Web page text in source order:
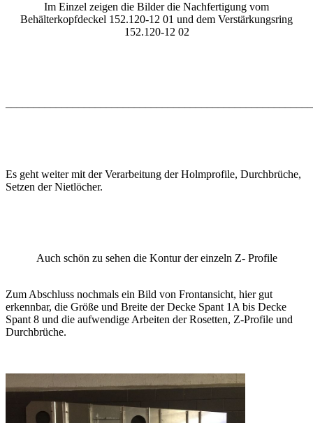
Im Einzel zeigen die Bilder die Nachfertigung vom
Behälterkopfdeckel 152.120-12 01 und dem Verstärkungsring
152.120-12 02
Es geht weiter mit der Verarbeitung der Holmprofile, Durchbrüche,
Setzen der Nietlöcher.
Auch schön zu sehen die Kontur der einzeln Z- Profile
Zum Abschluss nochmals ein Bild von Frontansicht, hier gut
erkennbar, die Größe und Breite der Decke Spant 1A bis Decke
Spant 8 und die aufwendige Arbeiten der Rosetten, Z-Profile und
Durchbrüche.